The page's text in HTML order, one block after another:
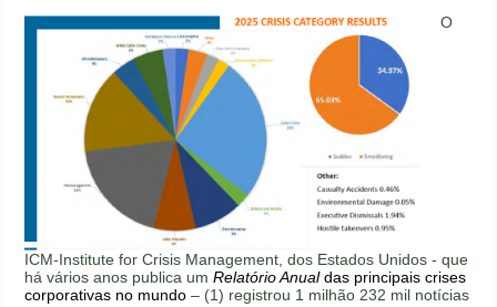
O
ICM-Institute for Crisis Management, dos Estados Unidos - que
há vários anos publica umRelatório Anualdas principais crises
corporativas no mundo – (1) registrou 1 milhão 232 mil notícias